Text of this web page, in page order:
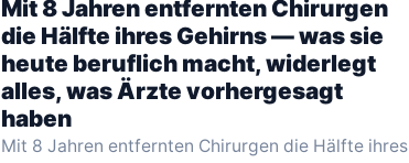
Mit 8 Jahren entfernten Chirurgen
die Hälfte ihres Gehirns — was sie
heute beruflich macht, widerlegt
alles, was Ärzte vorhergesagt
haben
Mit 8 Jahren entfernten Chirurgen die Hälfte ihres